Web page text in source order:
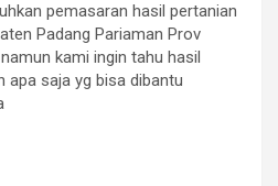
pemasaran hasil pertanian
Padang Pariaman Prov
kami ingin tahu hasil
apa saja yg bisa dibantu